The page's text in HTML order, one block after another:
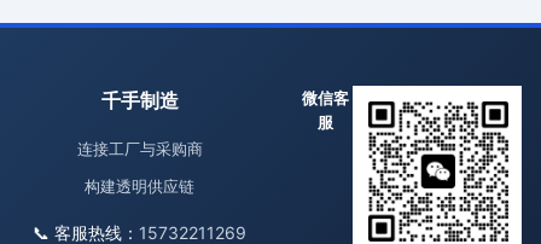
千手制造
连接工厂与采购商
构建透明供应链
📞 客服热线： 15732211269
微信客
服